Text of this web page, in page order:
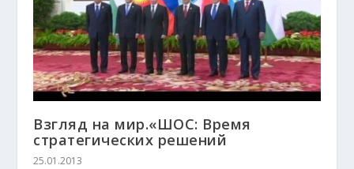
Взгляд на мир.«ШОС: Время
стратегических решений
25.01.2013